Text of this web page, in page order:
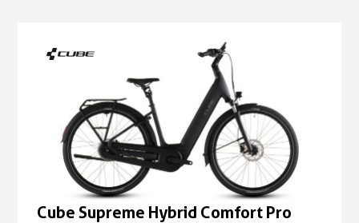
Cube Supreme Hybrid Comfort Pro